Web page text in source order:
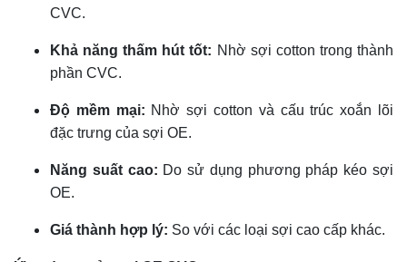
CVC.
Khả năng thấm hút tốt: Nhờ sợi cotton trong thành
phần CVC.
Độ mềm mại: Nhờ sợi cotton và cấu trúc xoắn lõi
đặc trưng của sợi OE.
Năng suất cao: Do sử dụng phương pháp kéo sợi
OE.
Giá thành hợp lý: So với các loại sợi cao cấp khác.